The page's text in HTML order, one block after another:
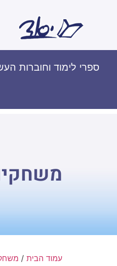
ספרי לימוד וחוברות
עמוד הבית /